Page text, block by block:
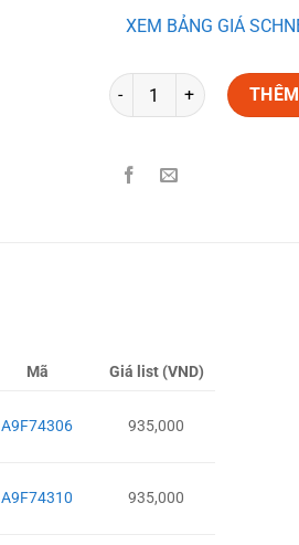
XEM BẢNG GIÁ
Số lượng
Mã Giá list (VND)
A9F74306 935,000
A9F74310 935,000